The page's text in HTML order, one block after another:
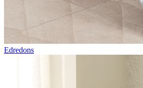
Edredons